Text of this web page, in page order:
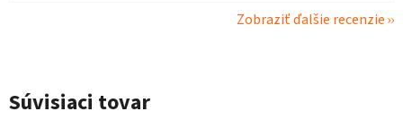
Zobraziť ďalšie recenzie
Súvisiaci tovar